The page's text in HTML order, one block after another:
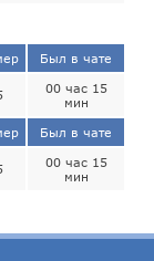
Был в чате
00 час 15
мин
Был в чате
00 час 15
мин